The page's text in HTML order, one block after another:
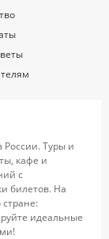
России. Туры и
кафе и
с
билетов. На
идеальные